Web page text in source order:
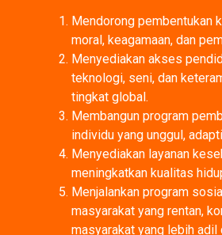
Mendorong pembentukan
moral, keagamaan, dan
Menyediakan akses
teknologi, seni, dan
tingkat global.
Membangun program
individu yang unggul,
Menyediakan layanan
meningkatkan kualitas
Menjalankan program
masyarakat yang rentan,
masyarakat yang lebih adil